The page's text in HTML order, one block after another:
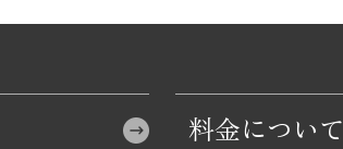
料金について